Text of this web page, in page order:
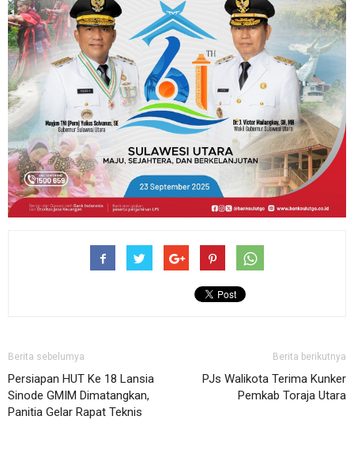
Berita sebelumya
Persiapan HUT Ke 18 Lansia
Sinode GMIM Dimatangkan,
Panitia Gelar Rapat Teknis
Berita berikutnya
PJs Walikota Terima Kunker
Pemkab Toraja Utara